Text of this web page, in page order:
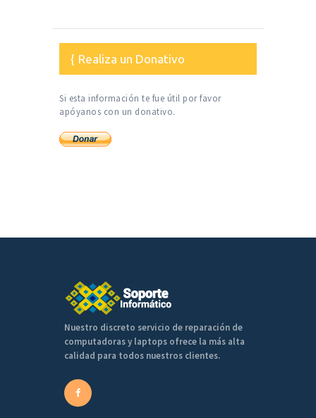
Realiza un Donativo
Si esta información te fue útil por favor
apóyanos con un donativo.
Nuestro discreto servicio de reparación de
computadoras y laptops ofrece la más alta
calidad para todos nuestros clientes.